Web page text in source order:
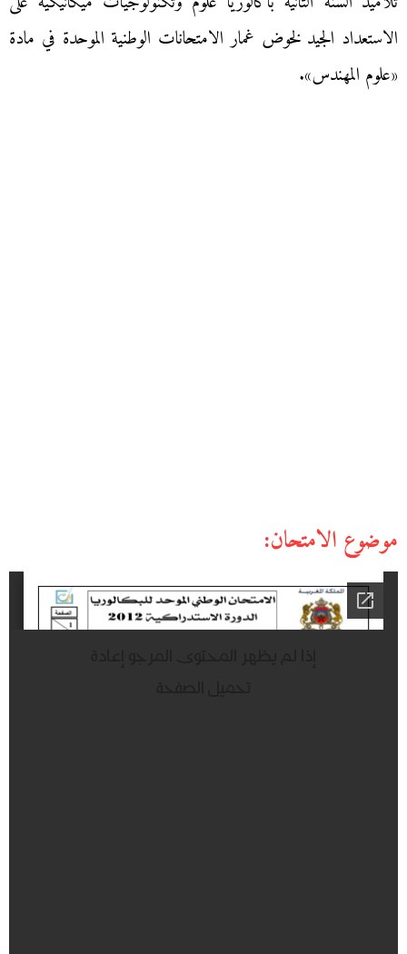
الاستعداد الجيد لخوض غمار الامتحانات الوطنية الموحدة في مادة
«علوم المهندس».
موضوع الامتحان: